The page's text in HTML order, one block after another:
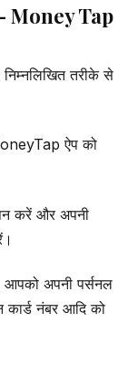
Money Tap
तरीके से
ऐप को
करें और अपनी
अपनी पर्सनल
कार्ड नंबर आदि को